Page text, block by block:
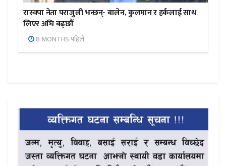
रास्वपा नेता पराजुली भन्छन्- बालेन, कुलमान र हर्कलाई साथ
लिएर अघि बढ्छौँ
8 MONTHS पहिले